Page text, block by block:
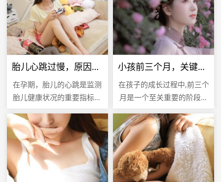
胎儿心跳过慢，原因解析与关注要点
在孕期，胎儿的心跳是监测
胎儿健康状况的重要指标之
跳应该在每分钟120至160
次之间，有时医生会发现胎
儿的...
小孩前三个月，关键期的护理与成长
在孩子的成长过程中,前三个
月是一个至关重要的阶段，
从母体到外界环境的过渡，
也是他们生理和心理发展的
关键时...